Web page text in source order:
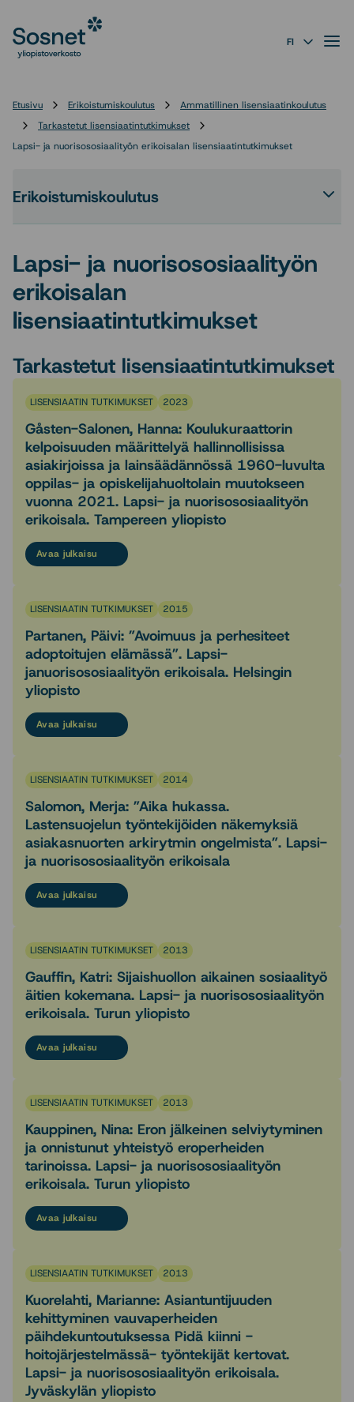
suoraan
sisältöön
FI
Etusivu Erikoistumiskoulutus
Ammatillinen lisensiaatinkoulutus
Tarkastetut lisensiaatintutkimukset
Lapsi- ja nuorisososiaalityön erikoisalan lisensiaatintutkimukset
Erikoistumiskoulutus
tai
Lapsi- ja nuorisososiaalityön
erikoisalan
lisensiaatintutkimukset
Tarkastetut lisensiaatintutkimukset
LISENSIAATIN TUTKIMUKSET 2023
Gåsten-Salonen, Hanna: Koulukuraattorin
kelpoisuuden määrittelyä hallinnollisissa
asiakirjoissa ja lainsäädännössä 1960-luvulta
oppilas- ja opiskelijahuoltolain muutokseen
vuonna 2021. Lapsi- ja nuorisososiaalityön
erikoisala. Tampereen yliopisto
Avaa julkaisu
LISENSIAATIN TUTKIMUKSET 2015
Partanen, Päivi: ”Avoimuus ja perhesiteet
adoptoitujen elämässä”. Lapsi-
januorisososiaalityön erikoisala. Helsingin
yliopisto
Avaa julkaisu
LISENSIAATIN TUTKIMUKSET 2014
Salomon, Merja: ”Aika hukassa.
Lastensuojelun työntekijöiden näkemyksiä
asiakasnuorten arkirytmin ongelmista”. Lapsi-
ja nuorisososiaalityön erikoisala
Avaa julkaisu
LISENSIAATIN TUTKIMUKSET 2013
Gauffin, Katri: Sijaishuollon aikainen sosiaalityö
äitien kokemana. Lapsi- ja nuorisososiaalityön
erikoisala. Turun yliopisto
Avaa julkaisu
LISENSIAATIN TUTKIMUKSET 2013
Kauppinen, Nina: Eron jälkeinen selviytyminen
ja onnistunut yhteistyö eroperheiden
tarinoissa. Lapsi- ja nuorisososiaalityön
erikoisala. Turun yliopisto
Avaa julkaisu
LISENSIAATIN TUTKIMUKSET 2013
Kuorelahti, Marianne: Asiantuntijuuden
kehittyminen vauvaperheiden
päihdekuntoutuksessa Pidä kiinni -
hoitojärjestelmässä- työntekijät kertovat.
Lapsi- ja nuorisososiaalityön erikoisala.
Jyväskylän yliopisto